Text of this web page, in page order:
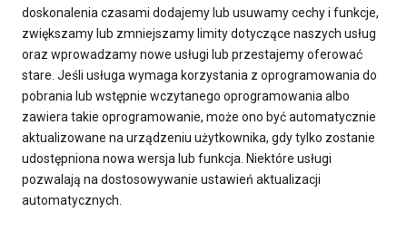
doskonalenia czasami dodajemy lub usuwamy cechy i funkcje,
zwiększamy lub zmniejszamy limity dotyczące naszych usług
oraz wprowadzamy nowe usługi lub przestajemy oferować
stare. Jeśli usługa wymaga korzystania z oprogramowania do
pobrania lub wstępnie wczytanego oprogramowania albo
zawiera takie oprogramowanie, może ono być automatycznie
aktualizowane na urządzeniu użytkownika, gdy tylko zostanie
udostępniona nowa wersja lub funkcja. Niektóre usługi
pozwalają na dostosowywanie ustawień aktualizacji
automatycznych.